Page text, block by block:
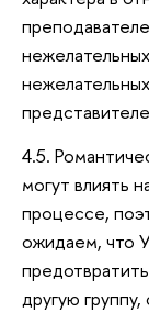
4.5.
могут влиять
процессе,
ожидаем, что
другую